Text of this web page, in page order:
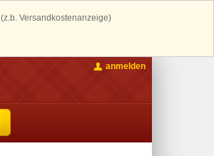
(z.b. Versandkostenanzeige)
anmelden